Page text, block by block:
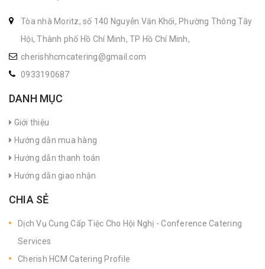
Tòa nhà Moritz, số 140 Nguyễn Văn Khối, Phường Thông Tây
Hội, Thành phố Hồ Chí Minh, TP Hồ Chí Minh,
cherishhcmcatering@gmail.com
0933190687
DANH MỤC
Giới thiệu
Hướng dẫn mua hàng
Hướng dẫn thanh toán
Hướng dẫn giao nhận
CHIA SẺ
Dịch Vụ Cung Cấp Tiệc Cho Hội Nghị - Conference Catering
Services
Cherish HCM Catering Profile